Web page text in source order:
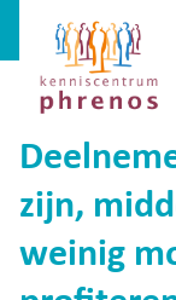
Phrenos
website
zijn,
weinig